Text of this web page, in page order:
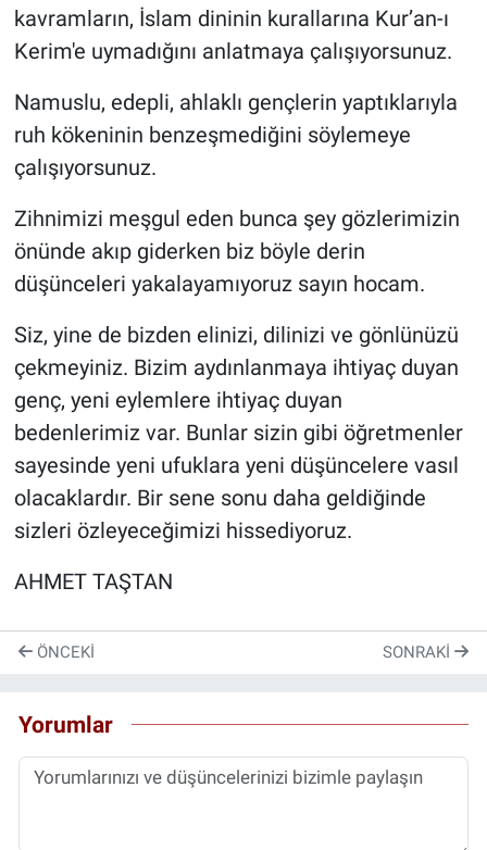
kavramların, İslam dininin kurallarına Kur’an-ı
Kerim'e uymadığını anlatmaya çalışıyorsunuz.
Namuslu, edepli, ahlaklı gençlerin yaptıklarıyla
ruh kökeninin benzeşmediğini söylemeye
çalışıyorsunuz.
Zihnimizi meşgul eden bunca şey gözlerimizin
önünde akıp giderken biz böyle derin
düşünceleri yakalayamıyoruz sayın hocam.
Siz, yine de bizden elinizi, dilinizi ve gönlünüzü
çekmeyiniz. Bizim aydınlanmaya ihtiyaç duyan
genç, yeni eylemlere ihtiyaç duyan
bedenlerimiz var. Bunlar sizin gibi öğretmenler
sayesinde yeni ufuklara yeni düşüncelere vasıl
olacaklardır. Bir sene sonu daha geldiğinde
sizleri özleyeceğimizi hissediyoruz.
AHMET TAŞTAN
ÖNCEKI SONRAKI
Yorumlar